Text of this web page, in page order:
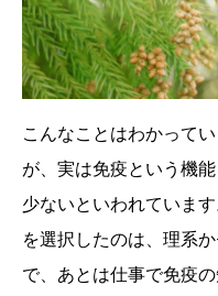
こんなことはわかって
が、実は免疫という機
少ないといわれていま
を選択したのは、理系
で、あとは仕事で免疫